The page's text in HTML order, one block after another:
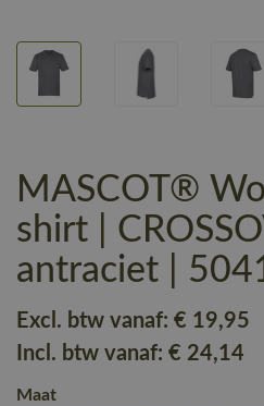
MASCOT®
shirt |
antraciet |
Excl. btw vanaf: € 19,95
Incl. btw vanaf: € 24,14
Maat